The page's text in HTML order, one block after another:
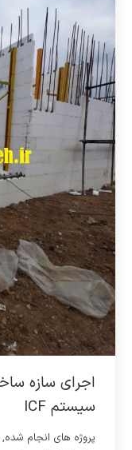
اجرای سازه
سیستم ICF
پروژه های انجام شده,